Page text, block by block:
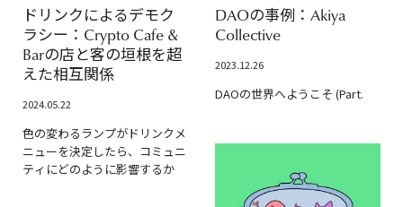
ドリンクによるデモク
ラシー：Crypto Cafe &
Barの店と客の垣根を超
えた相互関係
2024.05.22
色の変わるランプがドリンクメ
ニューを決定したら、コミュニ
ティにどのように影響するか
DAOの事例：Akiya
Collective
2023.12.26
DAOの世界へようこそ (Part.